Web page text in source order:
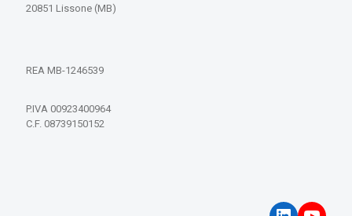
20851 Lissone (MB)
REA MB-1246539
P.IVA 00923400964
C.F. 08739150152